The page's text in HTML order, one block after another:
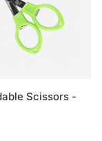
Scissors -